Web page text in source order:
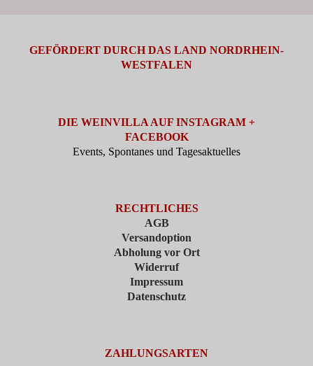
GEFÖRDERT DURCH DAS LAND NORDRHEIN-
WESTFALEN
DIE WEINVILLA AUF INSTAGRAM +
FACEBOOK
Events, Spontanes und Tagesaktuelles
RECHTLICHES
AGB
Versandoption
Abholung vor Ort
Widerruf
Impressum
Datenschutz
ZAHLUNGSARTEN